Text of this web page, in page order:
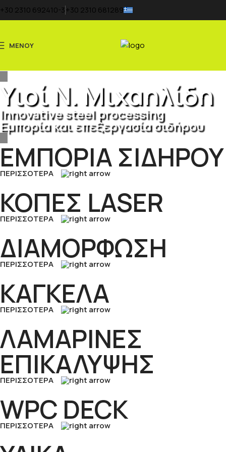
+30 2310 692410-3+30 2310 681289
ΜΕΝΟΥ
Υιοί Ν. Μιχαηλίδη
Ιnnovative steel processing
Εμπορία και επεξεργασία σιδήρου
ΕΜΠΟΡΙΑ ΣΙΔΗΡΟΥ
ΠΕΡΙΣΣΟΤΕΡΑ
ΚΟΠΕΣ LASER
ΠΕΡΙΣΣΟΤΕΡΑ
ΔΙΑΜΟΡΦΩΣΗ
ΠΕΡΙΣΣΟΤΕΡΑ
ΚΑΓΚΕΛΑ
ΠΕΡΙΣΣΟΤΕΡΑ
ΛΑΜΑΡΙΝΕΣ
ΕΠΙΚΑΛΥΨΗΣ
ΠΕΡΙΣΣΟΤΕΡΑ
WPC DECK
ΠΕΡΙΣΣΟΤΕΡΑ